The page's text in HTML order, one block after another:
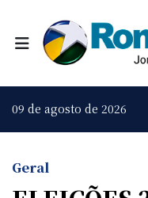
09 de agosto de 2026
Geral